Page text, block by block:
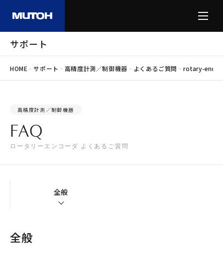
サポート
HOME -サポート - 高精度計測／制御機器 - よくあるご質問 -rotary-
高精度計測／制御機器
FAQ
ロータリーエンコーダ よくあるご質問
全般
全般